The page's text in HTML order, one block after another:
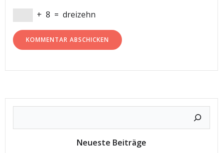
+ 8 = dreizehn
Neueste Beiträge